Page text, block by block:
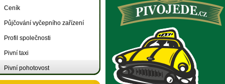
Ceník
Půjčování vyčepního zařízení
Profil společnosti
Pivní taxi
Pivní pohotovost